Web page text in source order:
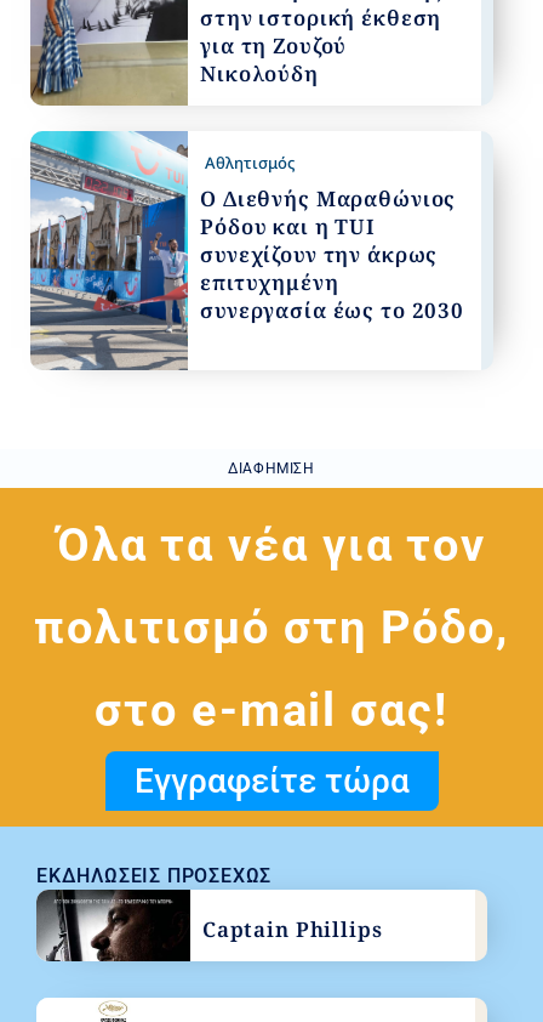
στην ιστορική έκθεση
για τη Ζουζού
Νικολούδη
Αθλητισμός
Ο Διεθνής Μαραθώνιος
Ρόδου και η TUI
συνεχίζουν την άκρως
επιτυχημένη
συνεργασία έως το 2030
ΔΙΑΦΉΜΙΣΗ
Όλα τα νέα για τον
πολιτισμό στη Ρόδο,
στο e-mail σας!
Εγγραφείτε τώρα
ΕΚΔΗΛΏΣΕΙΣ ΠΡΟΣΕΧΏΣ
Captain Phillips